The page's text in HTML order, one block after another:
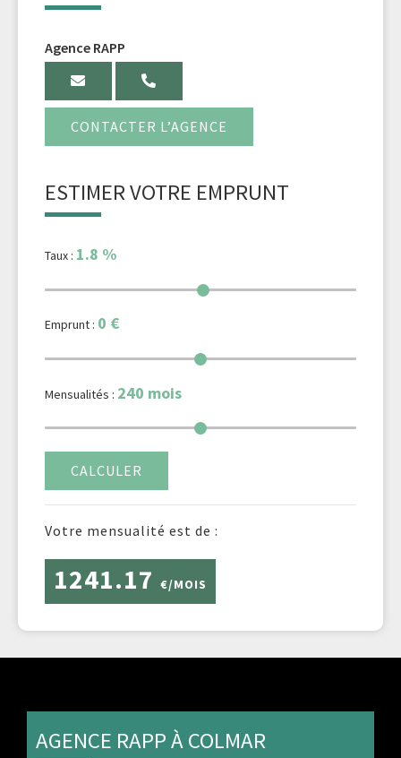
Agence RAPP
CONTACTER L’AGENCE
ESTIMER VOTRE EMPRUNT
Taux : 1.8 %
Emprunt : 0 €
Mensualités : 240 mois
CALCULER
Votre mensualité est de :
1241.17 €/MOIS
AGENCE RAPP À COLMAR